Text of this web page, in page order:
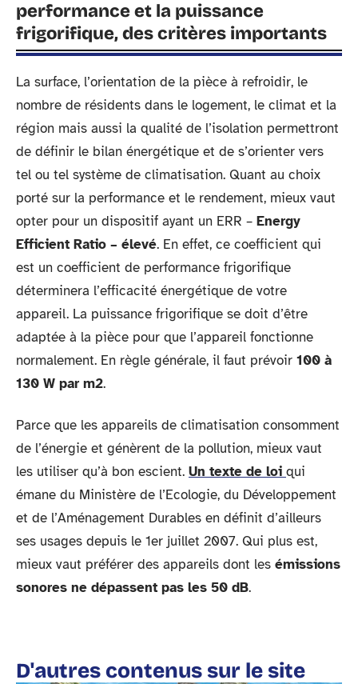
performance et la puissance
frigorifique, des critères importants
La surface, l’orientation de la pièce à refroidir, le
nombre de résidents dans le logement, le climat et la
région mais aussi la qualité de l’isolation permettront
de définir le bilan énergétique et de s’orienter vers
tel ou tel système de climatisation. Quant au choix
porté sur la performance et le rendement, mieux vaut
opter pour un dispositif ayant un ERR – Energy
Efficient Ratio – élevé. En effet, ce coefficient qui
est un coefficient de performance frigorifique
déterminera l’efficacité énergétique de votre
appareil. La puissance frigorifique se doit d’être
adaptée à la pièce pour que l’appareil fonctionne
normalement. En règle générale, il faut prévoir 100 à
130 W par m2.
Parce que les appareils de climatisation consomment
de l’énergie et génèrent de la pollution, mieux vaut
les utiliser qu’à bon escient. Un texte de loi qui
émane du Ministère de l’Ecologie, du Développement
et de l’Aménagement Durables en définit d’ailleurs
ses usages depuis le 1er juillet 2007. Qui plus est,
mieux vaut préférer des appareils dont les émissions
sonores ne dépassent pas les 50 dB.
D'autres contenus sur le site